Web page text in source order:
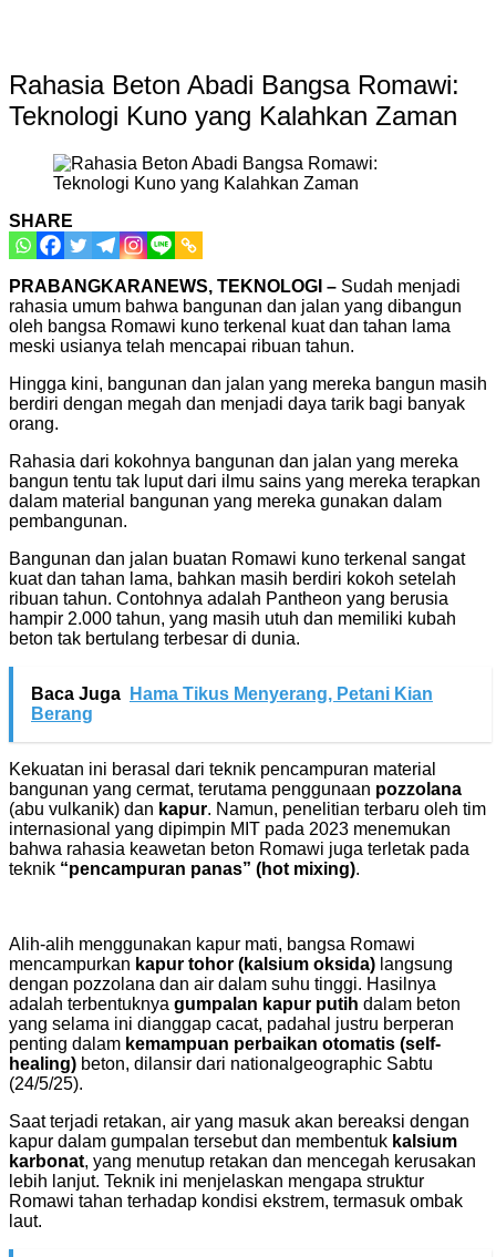
Rahasia Beton Abadi Bangsa Romawi:
Teknologi Kuno yang Kalahkan Zaman
SHARE
PRABANGKARANEWS, TEKNOLOGI – Sudah menjadi
rahasia umum bahwa bangunan dan jalan yang dibangun
oleh bangsa Romawi kuno terkenal kuat dan tahan lama
meski usianya telah mencapai ribuan tahun.
Hingga kini, bangunan dan jalan yang mereka bangun masih
berdiri dengan megah dan menjadi daya tarik bagi banyak
orang.
Rahasia dari kokohnya bangunan dan jalan yang mereka
bangun tentu tak luput dari ilmu sains yang mereka terapkan
dalam material bangunan yang mereka gunakan dalam
pembangunan.
Bangunan dan jalan buatan Romawi kuno terkenal sangat
kuat dan tahan lama, bahkan masih berdiri kokoh setelah
ribuan tahun. Contohnya adalah Pantheon yang berusia
hampir 2.000 tahun, yang masih utuh dan memiliki kubah
beton tak bertulang terbesar di dunia.
Baca Juga
Hama Tikus Menyerang, Petani Kian
Berang
Kekuatan ini berasal dari teknik pencampuran material
bangunan yang cermat, terutama penggunaan pozzolana
(abu vulkanik) dan kapur. Namun, penelitian terbaru oleh tim
internasional yang dipimpin MIT pada 2023 menemukan
bahwa rahasia keawetan beton Romawi juga terletak pada
teknik “pencampuran panas” (hot mixing).
Alih-alih menggunakan kapur mati, bangsa Romawi
mencampurkan kapur tohor (kalsium oksida) langsung
dengan pozzolana dan air dalam suhu tinggi. Hasilnya
adalah terbentuknya gumpalan kapur putih dalam beton
yang selama ini dianggap cacat, padahal justru berperan
penting dalam kemampuan perbaikan otomatis (self-
healing) beton, dilansir dari nationalgeographic Sabtu
(24/5/25).
Saat terjadi retakan, air yang masuk akan bereaksi dengan
kapur dalam gumpalan tersebut dan membentuk kalsium
karbonat, yang menutup retakan dan mencegah kerusakan
lebih lanjut. Teknik ini menjelaskan mengapa struktur
Romawi tahan terhadap kondisi ekstrem, termasuk ombak
laut.